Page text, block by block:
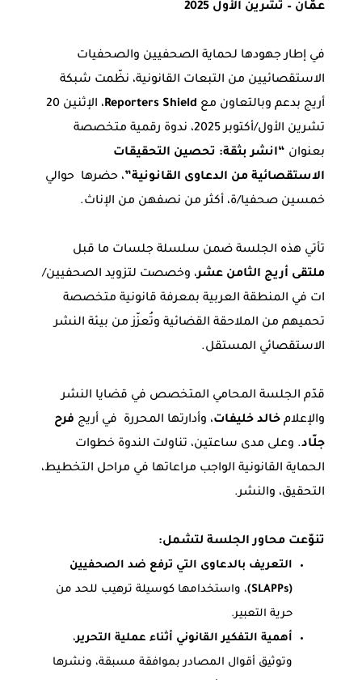
عمّان – تشرين الأول 2025
في إطار جهودها لحماية الصحفيين والصحفيات
الاستقصائيين من التبعات القانونية، نظّمت شبكة
أريج بدعم وبالتعاون مع Reporters Shield
، الإثنين 20
تشرين الأول/أكتوبر 2025، ندوة رقمية متخصصة
بعنوان “انشر بثقة: تحصين التحقيقات
الاستقصائية من الدعاوى القانونية”، حضرها حوالي
خمسين صحفيا/ة، أكثر من نصفهن من الإناث.
تأتي هذه الجلسة ضمن سلسلة جلسات ما قبل
ملتقى أريج الثامن عشر، وخصصت لتزويد الصحفيين/
ات في المنطقة العربية بمعرفة قانونية متخصصة
تحميهم من الملاحقة القضائية وتُعزّز من بيئة النشر
الاستقصائي المستقل.
قدّم الجلسة المحامي المتخصص في قضايا النشر
والإعلام خالد خليفات، وأدارتها المحررة في أريج فرح
جلّاد. وعلى مدى ساعتين، تناولت الندوة خطوات
الحماية القانونية الواجب مراعاتها في مراحل التخطيط،
التحقيق، والنشر.
تنوّعت محاور الجلسة لتشمل:
التعريف بالدعاوى التي ترفع ضد الصحفيين
(SLAPPs)
، واستخدامها كوسيلة ترهيب للحد من
حرية التعبير.
أهمية التفكير القانوني أثناء عملية التحرير،
وتوثيق أقوال المصادر بموافقة مسبقة، ونشرها